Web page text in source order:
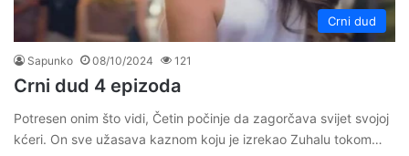
Crni dud
Sapunko 08/10/2024 121
Crni dud 4 epizoda
Potresen onim što vidi, Četin počinje da zagorčava svijet svojoj
kćeri. On sve užasava kaznom koju je izrekao Zuhalu tokom…